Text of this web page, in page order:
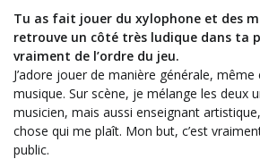
Tu as fait jouer du xylophone et des
retrouve un côté très ludique dans ta
vraiment de l’ordre du jeu.
J’adore jouer de manière générale,
musique. Sur scène, je mélange les deux
musicien, mais aussi enseignant
chose qui me plaît. Mon but, c’est
public.